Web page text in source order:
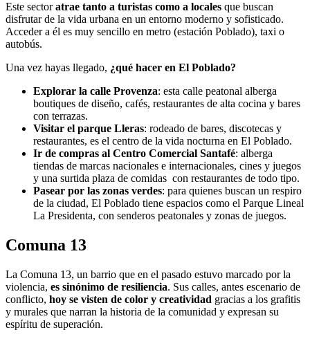
Este sectoratrae tanto a turistas como a locales que buscan
disfrutar de la vida urbana en un entorno moderno y sofisticado.
Acceder a él es muy sencillo en metro (estación Poblado), taxi o
autobús.
Una vez hayas llegado, ¿qué hacer en El Poblado?
Explorar la calle Provenza: esta calle peatonal alberga
boutiques de diseño, cafés, restaurantes de alta cocina y bares
con terrazas.
Visitar el parque Lleras: rodeado de bares, discotecas y
restaurantes, es el centro de la vida nocturna en El Poblado.
Ir de compras al Centro Comercial Santafé: alberga
tiendas de marcas nacionales e internacionales, cines y juegos
y una surtida plaza de comidas con restaurantes de todo tipo.
Pasear por las zonas verdes: para quienes buscan un respiro
de la ciudad, El Poblado tiene espacios como el Parque Lineal
La Presidenta, con senderos peatonales y zonas de juegos.
Comuna 13
La Comuna 13, un barrio que en el pasado estuvo marcado por la
violencia, es sinónimo de resiliencia. Sus calles, antes escenario de
conflicto, hoy se visten de color y creatividad gracias a los grafitis
y murales que narran la historia de la comunidad y expresan su
espíritu de superación.